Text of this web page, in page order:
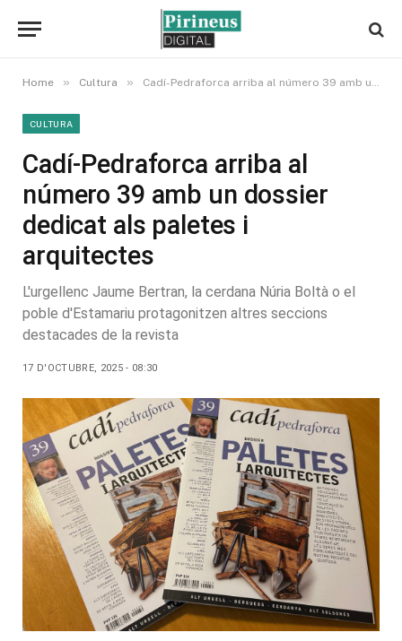
Home » Cultura » Cadí-Pedraforca arriba al número 39 amb un dossier dedicat als paletes i arquitectes
CULTURA
Cadí-Pedraforca arriba al
número 39 amb un dossier
dedicat als paletes i
arquitectes
L'urgellenc Jaume Bertran, la cerdana Núria Boltà o el
poble d'Estamariu protagonitzen altres seccions
destacades de la revista
17 D'OCTUBRE, 2025 - 08:30